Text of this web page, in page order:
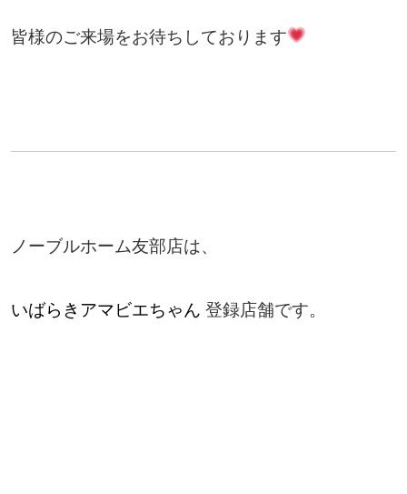
皆様のご来場をお待ちしております
ノーブルホーム友部店は、
いばらきアマビエちゃん 登録店舗です。